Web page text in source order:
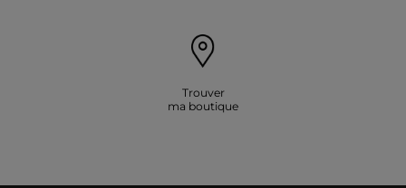
Trouver
ma boutique